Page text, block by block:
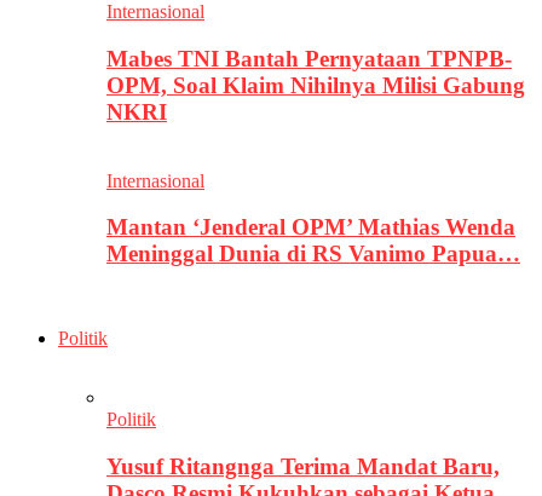
Internasional
Mabes TNI Bantah Pernyataan TPNPB-
OPM, Soal Klaim Nihilnya Milisi Gabung
NKRI
Internasional
Mantan ‘Jenderal OPM’ Mathias Wenda
Meninggal Dunia di RS Vanimo Papua…
Politik
Politik
Yusuf Ritangnga Terima Mandat Baru,